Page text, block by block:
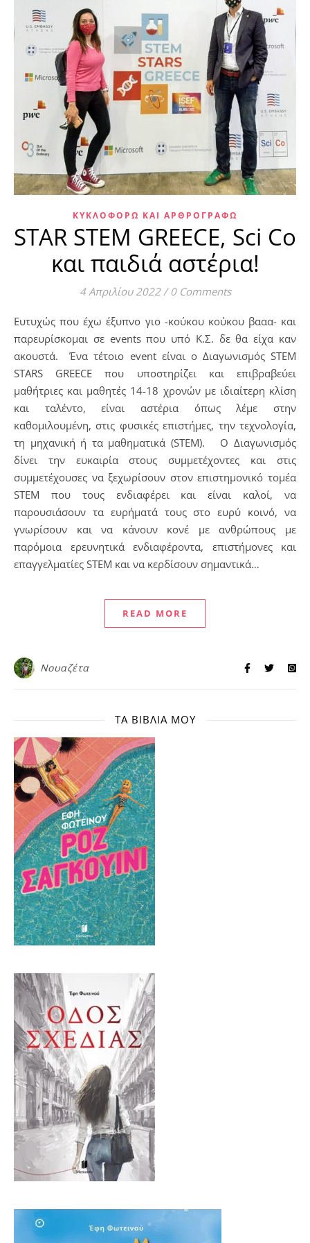
ΚΥΚΛΟΦΟΡΏ ΚΑΙ ΑΡΘΡΟΓΡΑΦΏ
STAR STEM GREECE, Sci Co
και παιδιά αστέρια!
4 Απριλίου 2022 / 0 Comments
Ευτυχώς που έχω έξυπνο γιο -κούκου κούκου βααα- και
παρευρίσκομαι σε events που υπό Κ.Σ. δε θα είχα καν
ακουστά. Ένα τέτοιο event είναι ο Διαγωνισμός STEM
STARS GREECE που υποστηρίζει και επιβραβεύει
μαθήτριες και μαθητές 14-18 χρονών με ιδιαίτερη κλίση
και ταλέντο, είναι αστέρια όπως λέμε στην
καθομιλουμένη, στις φυσικές επιστήμες, την τεχνολογία,
τη μηχανική ή τα μαθηματικά (STEM). Ο Διαγωνισμός
δίνει την ευκαιρία στους συμμετέχοντες και στις
συμμετέχουσες να ξεχωρίσουν στoν επιστημονικό τομέα
STEM που τους ενδιαφέρει και είναι καλοί, να
παρουσιάσουν τα ευρήματά τους στο ευρύ κοινό, να
γνωρίσουν και να κάνουν κονέ με ανθρώπους με
παρόμοια ερευνητικά ενδιαφέροντα, επιστήμονες και
επαγγελματίες STEM και να κερδίσουν σημαντικά…
READ MORE
Νουαζέτα
ΤΑ ΒΙΒΛΊΑ ΜΟΥ